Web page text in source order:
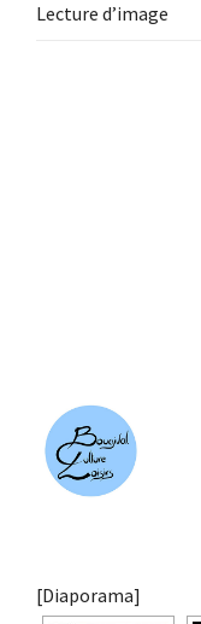
Lecture d’image
[Diaporama]